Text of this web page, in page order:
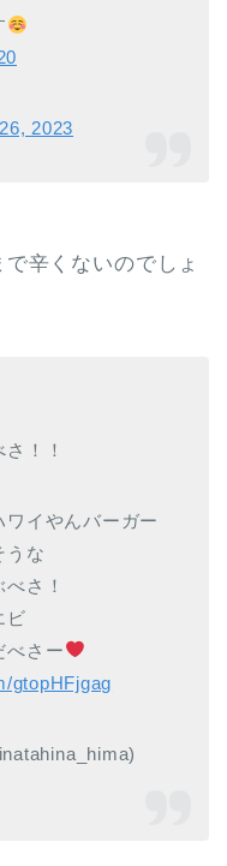
2023
辛くないのでしょ
！！
イやんバーガー
うな
さ！
ビ
べさー
gtopHFjgag